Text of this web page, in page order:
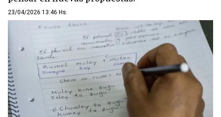
23/04/2026 13:46 Hs.